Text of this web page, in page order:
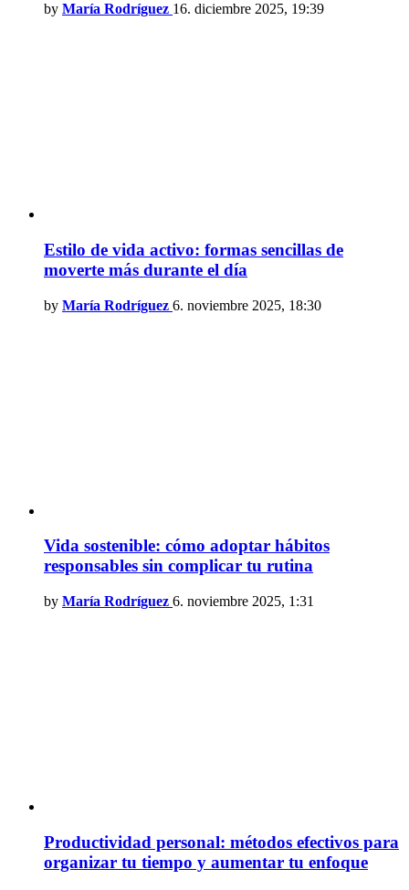
by María Rodríguez 16. diciembre 2025, 19:39
Estilo de vida activo: formas sencillas de
moverte más durante el día
by María Rodríguez 6. noviembre 2025, 18:30
Vida sostenible: cómo adoptar hábitos
responsables sin complicar tu rutina
by María Rodríguez 6. noviembre 2025, 1:31
Productividad personal: métodos efectivos para
organizar tu tiempo y aumentar tu enfoque